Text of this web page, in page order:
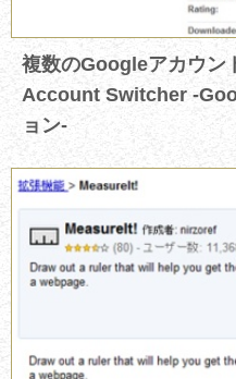
複数のGoogleアカウン
Account Switcher -
ョン-